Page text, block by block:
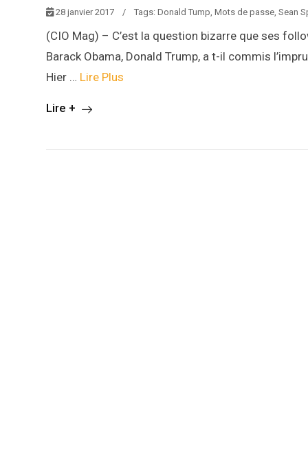
28 janvier 2017 / Tags: Donald Tump, Mots de passe, Sean
(CIO Mag) – C’est la question bizarre que ses
Barack Obama, Donald Trump, a t-il commis
Hier … Lire Plus
Lire +